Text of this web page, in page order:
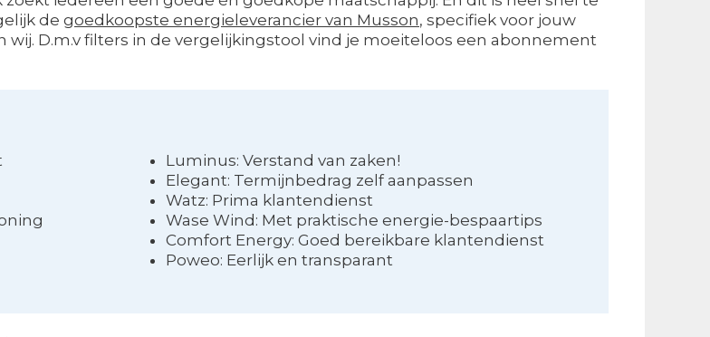
de goedkoopste energieleverancier van Musson, specifiek voor jouw
D.m.v filters in de vergelijkingstool vind je moeiteloos een abonnement
Luminus: Verstand van zaken!
Elegant: Termijnbedrag zelf aanpassen
Watz: Prima klantendienst
Wase Wind: Met praktische energie-bespaartips
Comfort Energy: Goed bereikbare klantendienst
Poweo: Eerlijk en transparant